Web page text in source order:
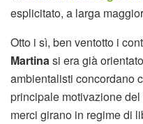
esplicitato, a larga
Otto i sì, ben ventotto i
Martinasi era già
ambientalisti concordano
principale motivazione
merci girano in regime di